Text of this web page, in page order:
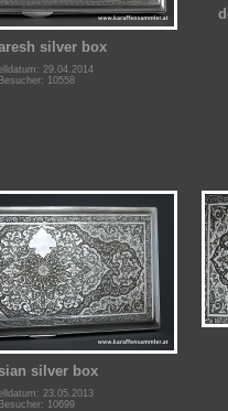
silver box
29.04.2014
Besucher: 10558
silver box
23.05.2013
Besucher: 10699